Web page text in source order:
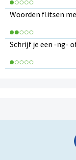
Woorden flitsen
Schrijf je een -ng-